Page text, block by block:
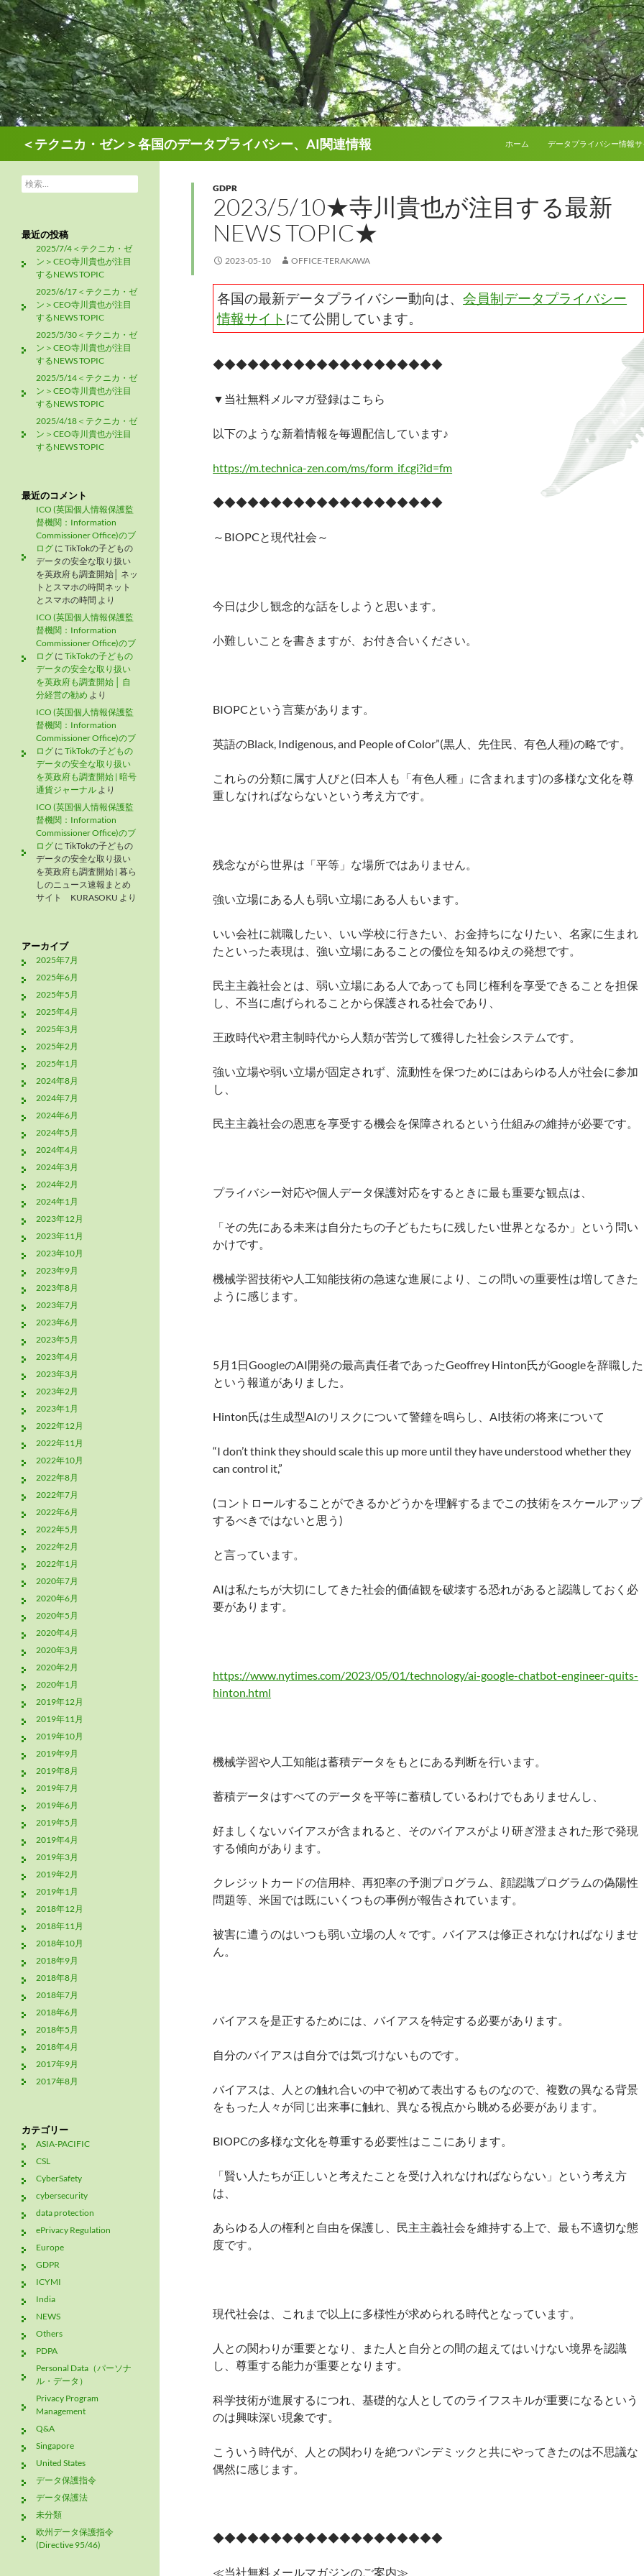
＜テクニカ・ゼン＞各国のデータプライバシー、AI関連情報
ホーム
データプライバシー情報
GDPR
2023/5/10★寺川貴也が注目する最新
NEWS TOPIC★
2023-05-10 OFFICE-TERAKAWA
各国の最新データプライバシー動向は、会員制データプライバシー
情報サイト にて公開しています。
◆◆◆◆◆◆◆◆◆◆◆◆◆◆◆◆◆◆◆◆
▼当社無料メルマガ登録はこちら
以下のような新着情報を毎週配信しています♪
https://m.technica-zen.com/ms/form_if.cgi?id=fm
◆◆◆◆◆◆◆◆◆◆◆◆◆◆◆◆◆◆◆◆
～BIOPCと現代社会～
今日は少し観念的な話をしようと思います。
小難しいことを書きますが、お付き合いください。
BIOPCという言葉があります。
英語のBlack, Indigenous, and People of Color”(黒人、先住民、有色人種)の略です。
これらの分類に属す人びと(日本人も「有色人種」に含まれます)の多様な文化を尊
重しなければならないという考え方です。
残念ながら世界は「平等」な場所ではありません。
強い立場にある人も弱い立場にある人もいます。
いい会社に就職したい、いい学校に行きたい、お金持ちになりたい、名家に生まれ
たといった表現は、強い立場にあることの優位を知るゆえの発想です。
民主主義社会とは、弱い立場にある人であっても同じ権利を享受できることを担保
し、不当に虐げられることから保護される社会であり、
王政時代や君主制時代から人類が苦労して獲得した社会システムです。
強い立場や弱い立場が固定されず、流動性を保つためにはあらゆる人が社会に参加
し、
民主主義社会の恩恵を享受する機会を保障されるという仕組みの維持が必要です。
プライバシー対応や個人データ保護対応をするときに最も重要な観点は、
「その先にある未来は自分たちの子どもたちに残したい世界となるか」という問い
かけです。
機械学習技術や人工知能技術の急速な進展により、この問いの重要性は増してきた
ように感じます。
5月1日GoogleのAI開発の最高責任者であったGeoffrey Hinton氏がGoogleを辞職した
という報道がありました。
Hinton氏は生成型AIのリスクについて警鐘を鳴らし、AI技術の将来について
“I don’t think they should scale this up more until they have understood whether they
can control it,”
(コントロールすることができるかどうかを理解するまでこの技術をスケールアップ
するべきではないと思う)
と言っています。
AIは私たちが大切にしてきた社会的価値観を破壊する恐れがあると認識しておく必
要があります。
https://www.nytimes.com/2023/05/01/technology/ai-google-chatbot-engineer-quits-
hinton.html
機械学習や人工知能は蓄積データをもとにある判断を行います。
蓄積データはすべてのデータを平等に蓄積しているわけでもありませんし、
好ましくないバイアスが含まれると、そのバイアスがより研ぎ澄まされた形で発現
する傾向があります。
クレジットカードの信用枠、再犯率の予測プログラム、顔認識プログラムの偽陽性
問題等、米国では既にいくつもの事例が報告されています。
被害に遭うのはいつも弱い立場の人々です。バイアスは修正されなければなりませ
ん。
バイアスを是正するためには、バイアスを特定する必要があります。
自分のバイアスは自分では気づけないものです。
バイアスは、人との触れ合いの中で初めて表出するものなので、複数の異なる背景
をもった人々が同じ出来事に触れ、異なる視点から眺める必要があります。
BIOPCの多様な文化を尊重する必要性はここにあります。
「賢い人たちが正しいと考えたことを受け入れなければならない」という考え方
は、
あらゆる人の権利と自由を保護し、民主主義社会を維持する上で、最も不適切な態
度です。
現代社会は、これまで以上に多様性が求められる時代となっています。
人との関わりが重要となり、また人と自分との間の超えてはいけない境界を認識
し、尊重する能力が重要となります。
科学技術が進展するにつれ、基礎的な人としてのライフスキルが重要になるという
のは興味深い現象です。
こういう時代が、人との関わりを絶つパンデミックと共にやってきたのは不思議な
偶然に感じます。
◆◆◆◆◆◆◆◆◆◆◆◆◆◆◆◆◆◆◆◆
≪当社無料メールマガジンのご案内≫
検
索:
最近の投稿
2025/7/4＜テクニカ・ゼ
ン＞CEO寺川貴也が注目
するNEWS TOPIC
2025/6/17＜テクニカ・ゼ
ン＞CEO寺川貴也が注目
するNEWS TOPIC
2025/5/30＜テクニカ・ゼ
ン＞CEO寺川貴也が注目
するNEWS TOPIC
2025/5/14＜テクニカ・ゼ
ン＞CEO寺川貴也が注目
するNEWS TOPIC
2025/4/18＜テクニカ・ゼ
ン＞CEO寺川貴也が注目
するNEWS TOPIC
最近のコメント
ICO (英国個人情報保護監
督機関：Information
Commissioner Office)のブ
ログ に TikTokの子どもの
データの安全な取り扱い
を英政府も調査開始│ ネッ
トとスマホの時間ネット
とスマホの時間 より
ICO (英国個人情報保護監
督機関：Information
Commissioner Office)のブ
ログ に TikTokの子どもの
データの安全な取り扱い
を英政府も調査開始 │ 自
分経営の勧め より
ICO (英国個人情報保護監
督機関：Information
Commissioner Office)のブ
ログ に TikTokの子どもの
データの安全な取り扱い
を英政府も調査開始 | 暗号
通貨ジャーナル より
ICO (英国個人情報保護監
督機関：Information
Commissioner Office)のブ
ログ に TikTokの子どもの
データの安全な取り扱い
を英政府も調査開始 | 暮ら
しのニュース速報まとめ
サイト KURASOKU より
アーカイブ
2025年7月
2025年6月
2025年5月
2025年4月
2025年3月
2025年2月
2025年1月
2024年8月
2024年7月
2024年6月
2024年5月
2024年4月
2024年3月
2024年2月
2024年1月
2023年12月
2023年11月
2023年10月
2023年9月
2023年8月
2023年7月
2023年6月
2023年5月
2023年4月
2023年3月
2023年2月
2023年1月
2022年12月
2022年11月
2022年10月
2022年8月
2022年7月
2022年6月
2022年5月
2022年2月
2022年1月
2020年7月
2020年6月
2020年5月
2020年4月
2020年3月
2020年2月
2020年1月
2019年12月
2019年11月
2019年10月
2019年9月
2019年8月
2019年7月
2019年6月
2019年5月
2019年4月
2019年3月
2019年2月
2019年1月
2018年12月
2018年11月
2018年10月
2018年9月
2018年8月
2018年7月
2018年6月
2018年5月
2018年4月
2017年9月
2017年8月
カテゴリー
ASIA-PACIFIC
CSL
CyberSafety
cybersecurity
data protection
ePrivacy Regulation
Europe
GDPR
ICYMI
India
NEWS
Others
PDPA
Personal Data（パーソナ
ル・データ）
Privacy Program
Management
Q&A
Singapore
United States
データ保護指令
データ保護法
未分類
欧州データ保護指令
(Directive 95/46)